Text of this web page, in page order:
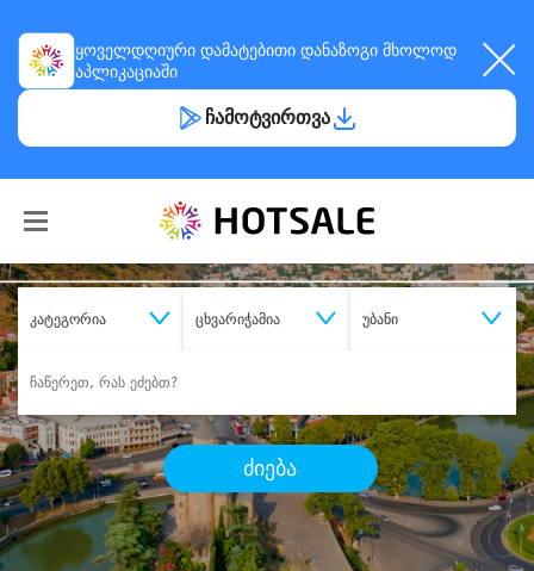
ყოველდღიური დამატებითი დანაზოგი მხოლოდ
აპლიკაციაში
ჩამოტვირთვა
კატეგორია ცხვარიჭამია უბანი
ძიება
შეიძინესასურველი მომსახურება
დიდი დანაზოგით